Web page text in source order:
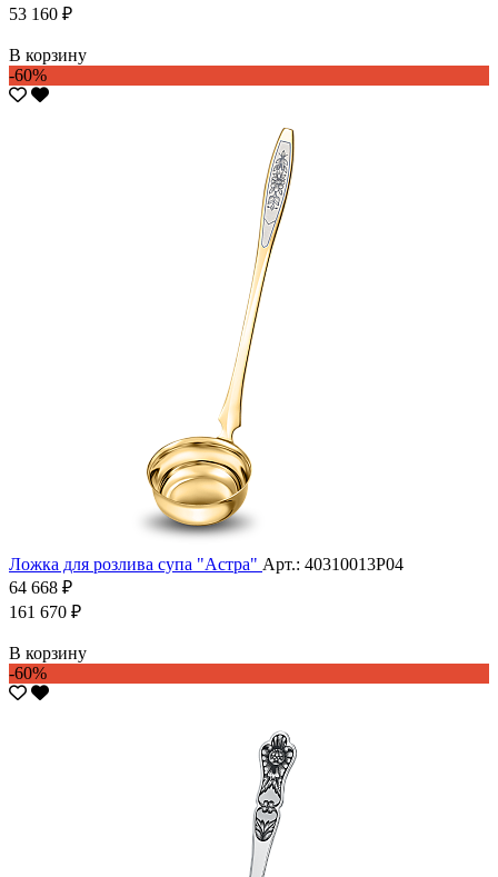
53 160 ₽
В корзину
-60%
Ложка для розлива супа "Астра" Арт.: 40310013Р04
64 668 ₽
161 670 ₽
В корзину
-60%